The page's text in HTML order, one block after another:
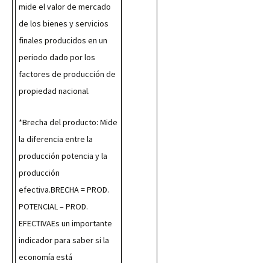
mide el valor de mercado
de los bienes y servicios
finales producidos en un
periodo dado por los
factores de producción de
propiedad nacional.
*Brecha del producto: Mide
la diferencia entre la
producción potencia y la
producción
efectiva.BRECHA = PROD.
POTENCIAL – PROD.
EFECTIVAEs un importante
indicador para saber si la
economía está